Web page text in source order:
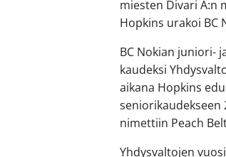
miesten Divari A:n
Hopkins urakoi BC
BC Nokian juniori-
kaudeksi
aikana Hopkins
seniorikaudekseen
nimettiin Peach
Yhdysvaltojen